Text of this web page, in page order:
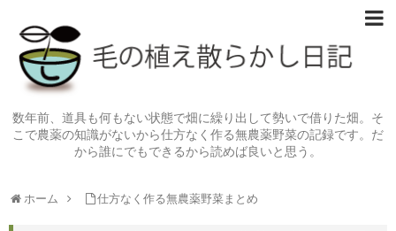
数年前、道具も何もない状態で畑に繰り出して勢いで借りた畑。そ
こで農薬の知識がないから仕方なく作る無農薬野菜の記録です。だ
から誰にでもできるから読めば良いと思う。
ホーム 仕方なく作る無農薬野菜まとめ